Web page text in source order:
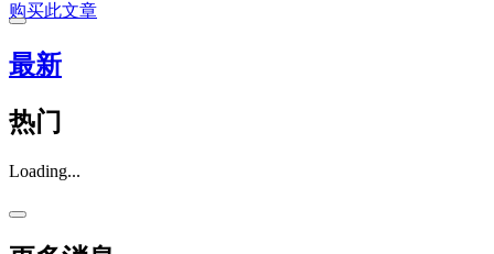
购买此文章
最新
热门
Loading...